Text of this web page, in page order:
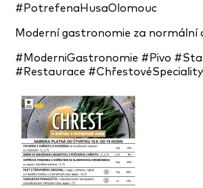
#PotrefenaHusaOlomouc
Moderní gastronomie za normální
#ModerniGastronomie #Pivo
#Restaurace